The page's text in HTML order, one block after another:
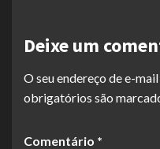
Deixe um
O seu endereço de e-
obrigatórios são
Comentário *